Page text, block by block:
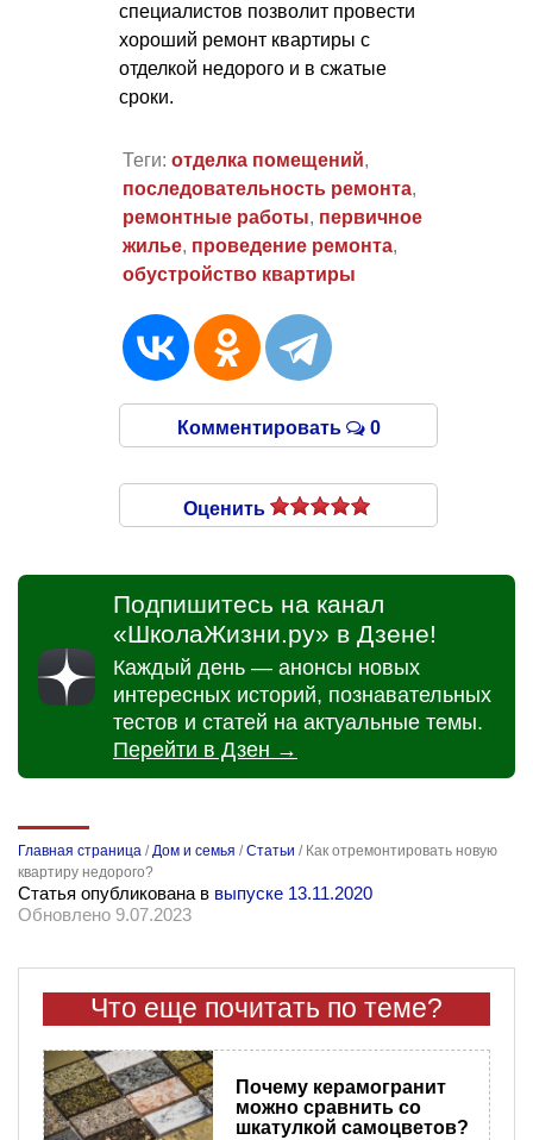
специалистов позволит провести
хороший ремонт квартиры с
отделкой недорого и в сжатые
сроки.
Теги: отделка помещений,
последовательность ремонта,
ремонтные работы, первичное
жилье, проведение ремонта,
обустройство квартиры
Комментировать 0
Оценить
Подпишитесь на канал
«ШколаЖизни.ру» в Дзене!
Каждый день — анонсы новых
интересных историй, познавательных
тестов и статей на актуальные темы.
Перейти в Дзен →
Главная страница /Дом и семья /Статьи / Как отремонтировать новую
квартиру недорого?
Статья опубликована в выпуске 13.11.2020
Обновлено 9.07.2023
Что еще почитать по теме?
Почему керамогранит
можно сравнить со
шкатулкой самоцветов?